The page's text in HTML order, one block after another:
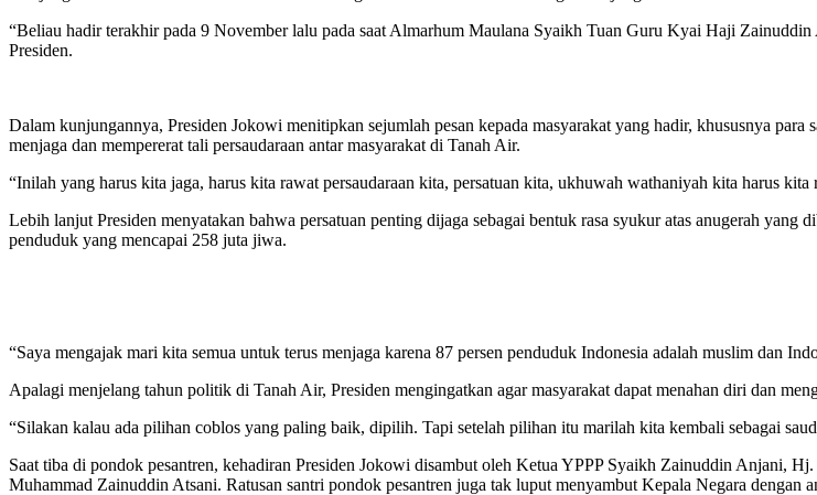
“Beliau hadir terakhir pada 9 November lalu pada saat Almarhum Maulana Syaikh Tuan Guru Kyai Haji
Presiden.
Dalam kunjungannya, Presiden Jokowi menitipkan sejumlah pesan kepada masyarakat yang hadir, khususnya
menjaga dan mempererat tali persaudaraan antar masyarakat di Tanah Air.
“Inilah yang harus kita jaga, harus kita rawat persaudaraan kita, persatuan kita, ukhuwah wathaniyah kita harus kita
Lebih lanjut Presiden menyatakan bahwa persatuan penting dijaga sebagai bentuk rasa syukur atas anugerah
penduduk yang mencapai 258 juta jiwa.
“Saya mengajak mari kita semua untuk terus menjaga karena 87 persen penduduk Indonesia adalah muslim dan
Apalagi menjelang tahun politik di Tanah Air, Presiden mengingatkan agar masyarakat dapat menahan diri dan
“Silakan kalau ada pilihan coblos yang paling baik, dipilih. Tapi setelah pilihan itu marilah kita kembali sebagai
Saat tiba di pondok pesantren, kehadiran Presiden Jokowi disambut oleh Ketua YPPP Syaikh Zainuddin Anjani,
Muhammad Zainuddin Atsani. Ratusan santri pondok pesantren juga tak luput menyambut Kepala Negara dengan